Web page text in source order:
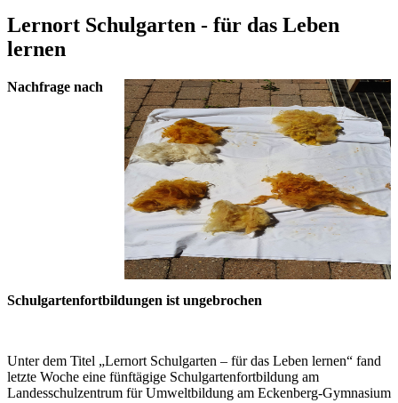
Lernort Schulgarten - für das Leben
lernen
Nachfrage nach
Schulgartenfortbildungen ist ungebrochen
Unter dem Titel „Lernort Schulgarten – für das Leben lernen“ fand
letzte Woche eine fünftägige Schulgartenfortbildung am
Landesschulzentrum für Umweltbildung am Eckenberg-Gymnasium